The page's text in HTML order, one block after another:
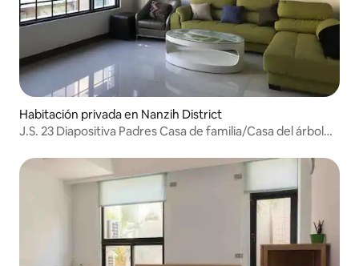
Habitación privada en Nanzih District
J.S. 23 Diapositiva Padres Casa de familia/Casa del árbol